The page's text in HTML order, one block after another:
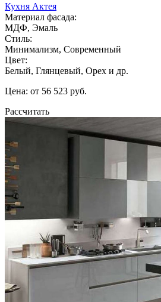
Кухня Актея
Материал фасада:
МДФ, Эмаль
Стиль:
Минимализм, Современный
Цвет:
Белый, Глянцевый, Орех и др.
Цена: от 56 523 руб.
Рассчитать